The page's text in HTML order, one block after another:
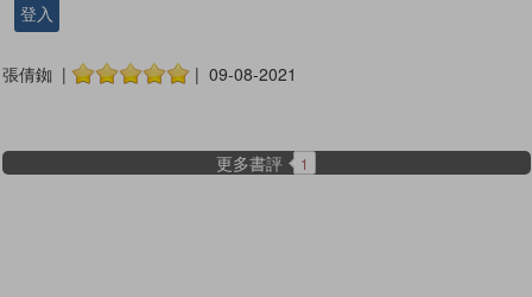
登入
張倩銣 | | 09-08-2021
更多書評 1